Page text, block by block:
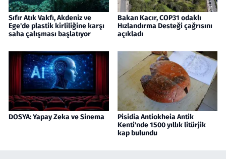
Sıfır Atık Vakfı, Akdeniz ve
Ege'de plastik kirliliğine karşı
saha çalışması başlatıyor
Bakan Kacır, COP31 odaklı
Hızlandırma Desteği çağrısını
açıkladı
DOSYA: Yapay Zeka ve Sinema
Pisidia Antiokheia Antik
Kenti'nde 1500 yıllık litürjik
kap bulundu